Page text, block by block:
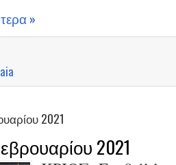
»
2021
2021